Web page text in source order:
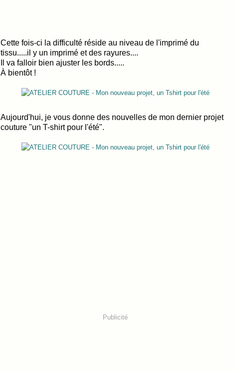
Cette fois-ci la difficulté réside au niveau de l'imprimé du
tissu.....il y un imprimé et des rayures....
Il va falloir bien ajuster les bords.....
À bientôt !
Aujourd'hui, je vous donne des nouvelles de mon dernier projet
couture "un T-shirt pour l'été".
Publicité